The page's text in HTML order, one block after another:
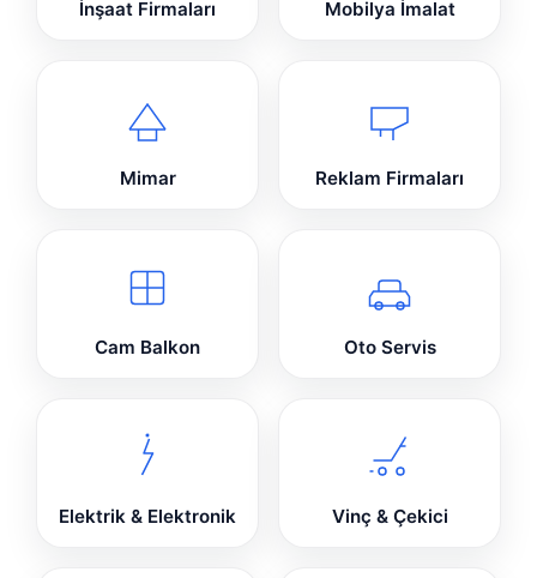
İnşaat Firmaları Mobilya İmalat
Mimar Reklam Firmaları
Cam Balkon Oto Servis
Elektrik & Elektronik Vinç & Çekici